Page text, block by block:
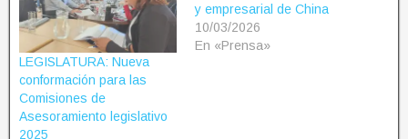
LEGISLATURA: Nueva
conformación para las
Comisiones de
Asesoramiento legislativo
2025
y empresarial de China
10/03/2026
En «Prensa»